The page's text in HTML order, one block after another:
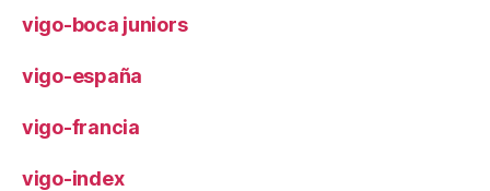
vigo-boca juniors
vigo-españa
vigo-francia
vigo-index